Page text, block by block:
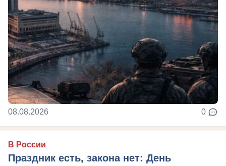
08.08.2026 0
В России
Праздник есть, закона нет: День